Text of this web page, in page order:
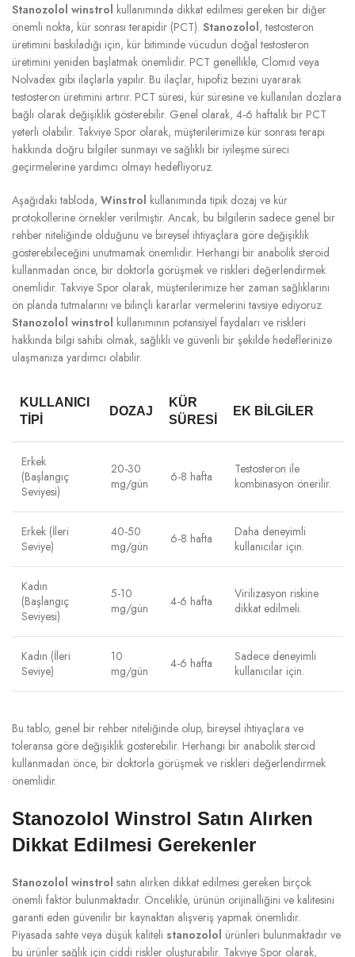
Stanozolol winstrol kullanımında dikkat edilmesi gereken bir diğer
önemli nokta, kür sonrası terapidir (PCT). Stanozolol, testosteron
üretimini baskıladığı için, kür bitiminde vücudun doğal testosteron
üretimini yeniden başlatmak önemlidir. PCT genellikle, Clomid veya
Nolvadex gibi ilaçlarla yapılır. Bu ilaçlar, hipofiz bezini uyararak
testosteron üretimini artırır. PCT süresi, kür süresine ve kullanılan dozlara
bağlı olarak değişiklik gösterebilir. Genel olarak, 4-6 haftalık bir PCT
yeterli olabilir. Takviye Spor olarak, müşterilerimize kür sonrası terapi
hakkında doğru bilgiler sunmayı ve sağlıklı bir iyileşme süreci
geçirmelerine yardımcı olmayı hedefliyoruz.
Aşağıdaki tabloda, Winstrol kullanımında tipik dozaj ve kür
protokollerine örnekler verilmiştir. Ancak, bu bilgilerin sadece genel bir
rehber niteliğinde olduğunu ve bireysel ihtiyaçlara göre değişiklik
gösterebileceğini unutmamak önemlidir. Herhangi bir anabolik steroid
kullanmadan önce, bir doktorla görüşmek ve riskleri değerlendirmek
önemlidir. Takviye Spor olarak, müşterilerimize her zaman sağlıklarını
ön planda tutmalarını ve bilinçli kararlar vermelerini tavsiye ediyoruz.
Stanozolol winstrol kullanımının potansiyel faydaları ve riskleri
hakkında bilgi sahibi olmak, sağlıklı ve güvenli bir şekilde hedeflerinize
ulaşmanıza yardımcı olabilir.
KULLANICI
TIPI
DOZAJ
KÜR
SÜRESI
EK BILGILER
Erkek
(Başlangıç
Seviyesi)
20-30
mg/gün
6-8 hafta
Testosteron ile
kombinasyon önerilir.
Erkek (İleri
Seviye)
40-50
mg/gün
6-8 hafta
Daha deneyimli
kullanıcılar için.
Kadın
(Başlangıç
Seviyesi)
5-10
mg/gün
4-6 hafta
Virilizasyon riskine
dikkat edilmeli.
Kadın (İleri
Seviye)
10
mg/gün
4-6 hafta
Sadece deneyimli
kullanıcılar için.
Bu tablo, genel bir rehber niteliğinde olup, bireysel ihtiyaçlara ve
toleransa göre değişiklik gösterebilir. Herhangi bir anabolik steroid
kullanmadan önce, bir doktorla görüşmek ve riskleri değerlendirmek
önemlidir.
Stanozolol Winstrol Satın Alırken
Dikkat Edilmesi Gerekenler
Stanozolol winstrol satın alırken dikkat edilmesi gereken birçok
önemli faktör bulunmaktadır. Öncelikle, ürünün orijinalliğini ve kalitesini
garanti eden güvenilir bir kaynaktan alışveriş yapmak önemlidir.
Piyasada sahte veya düşük kaliteli stanozolol ürünleri bulunmaktadır ve
bu ürünler sağlık için ciddi riskler oluşturabilir. Takviye Spor olarak,